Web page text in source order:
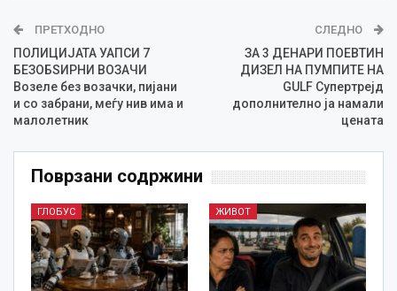
ПРЕТХОДНО
ПОЛИЦИЈАТА УАПСИ 7
БЕЗОБЅИРНИ ВОЗАЧИ
Возеле без возачки, пијани
и со забрани, меѓу нив има и
малолетник
СЛЕДНО
ЗА 3 ДЕНАРИ ПОЕВТИН
ДИЗЕЛ НА ПУМПИТЕ НА
GULF Супертрејд
дополнително ја намали
цената
Поврзани содржини
ГЛОБУС ЖИВОТ